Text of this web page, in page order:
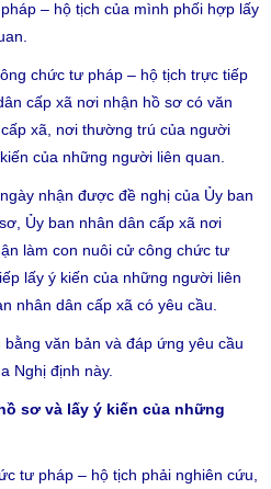
– hộ tịch của mình phối hợp lấy
chức tư pháp – hộ tịch trực tiếp
cấp xã nơi nhận hồ sơ có văn
xã, nơi thường trú của người
của những người liên quan.
nhận được đề nghị của Ủy ban
Ủy ban nhân dân cấp xã nơi
làm con nuôi cử công chức tư
lấy ý kiến của những người liên
nhân dân cấp xã có yêu cầu.
văn bản và đáp ứng yêu cầu
Nghị định này.
sơ và lấy ý kiến của những
tư pháp – hộ tịch phải nghiên cứu,